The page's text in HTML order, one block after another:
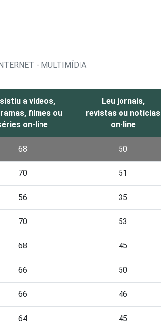
- MULTIMÍDIA
a vídeos,
filmes ou
on-line
Leu jornais,
revistas ou notícias
on-line
68 50
70 51
56 35
70 53
68 45
66 50
66 46
64 45